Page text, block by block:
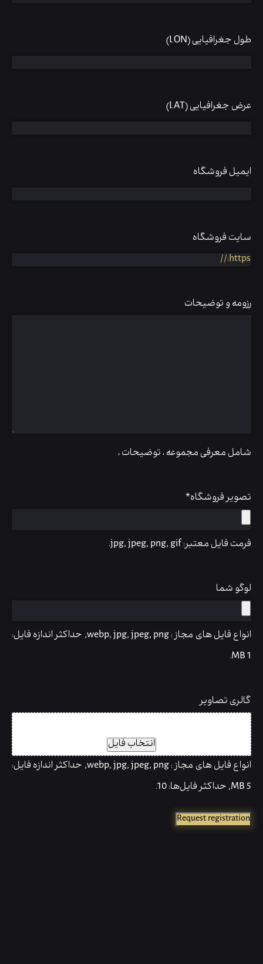
طول جغرافیایی (LON)
عرض جغرافیایی (LAT)
ایمیل فروشگاه
سایت فروشگاه
رزومه و توضیحات
شامل معرفی مجموعه ، توضیحات ،
تصویر فروشگاه*
فرمت فایل معتبر: jpg, jpeg, png, gif.
لوگو شما
انواع فایل های مجاز : webp, jpg, jpeg, png, حداکثر اندازه فایل:
1 MB.
گالری تصاویر
انتخاب فایل
انواع فایل های مجاز : webp, jpg, jpeg, png, حداکثر اندازه فایل:
5 MB, حداکثر فایل‌ها: 10.